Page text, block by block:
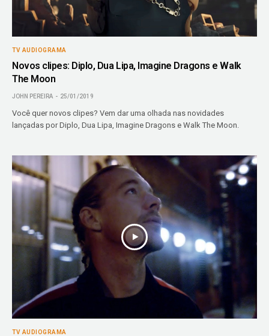
TV AUDIOGRAMA
Novos clipes: Diplo, Dua Lipa, Imagine Dragons e Walk
The Moon
JOHN PEREIRA 25/01/2019
Você quer novos clipes? Vem dar uma olhada nas novidades
lançadas por Diplo, Dua Lipa, Imagine Dragons e Walk The Moon.
TV AUDIOGRAMA